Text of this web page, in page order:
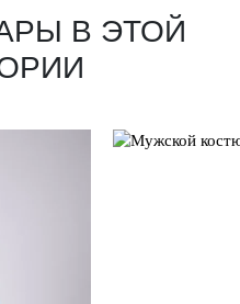
В ЭТОЙ